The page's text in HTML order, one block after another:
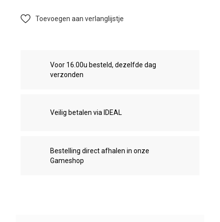
Toevoegen aan verlanglijstje
Voor 16.00u besteld, dezelfde dag
verzonden
Veilig betalen via IDEAL
Bestelling direct afhalen in onze
Gameshop